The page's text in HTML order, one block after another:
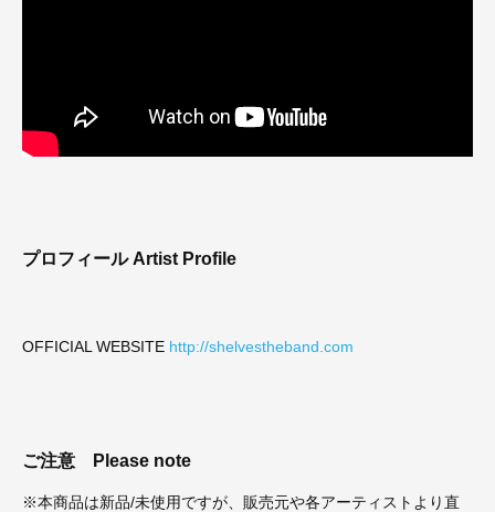
プロフィール Artist Profile
OFFICIAL WEBSITE http://shelvestheband.com
ご注意 Please note
※本商品は新品/未使用ですが、販売元や各アーティストより直